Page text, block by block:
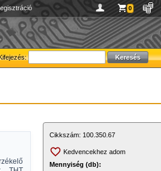
0
Cikkszám: 100.350.67
Kedvencekhez adom
Mennyiség (db):